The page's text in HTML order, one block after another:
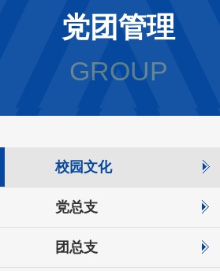
党团管理
GROUP
校园文化
党总支
团总支